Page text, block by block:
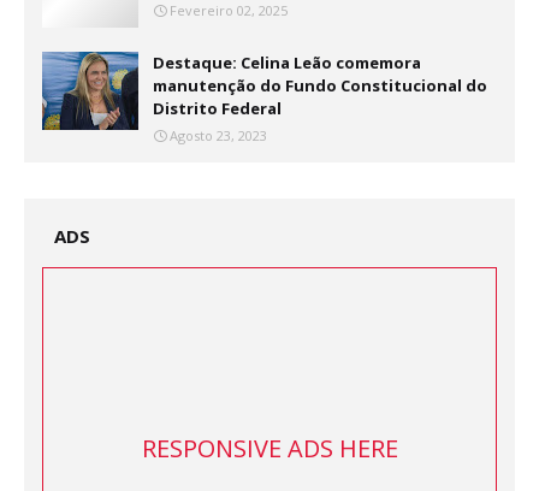
Fevereiro 02, 2025
Destaque: Celina Leão comemora
manutenção do Fundo Constitucional do
Distrito Federal
Agosto 23, 2023
ADS
RESPONSIVE ADS HERE